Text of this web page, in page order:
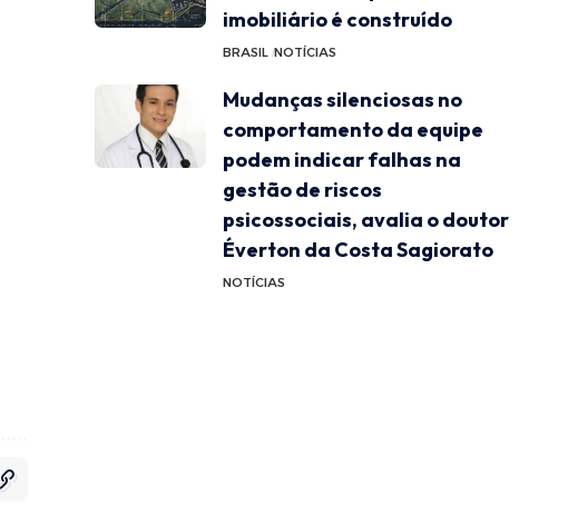
imobiliário é construído
BRASIL NOTÍCIAS
Mudanças silenciosas no
comportamento da equipe
podem indicar falhas na
gestão de riscos
psicossociais, avalia o doutor
Éverton da Costa Sagiorato
NOTÍCIAS